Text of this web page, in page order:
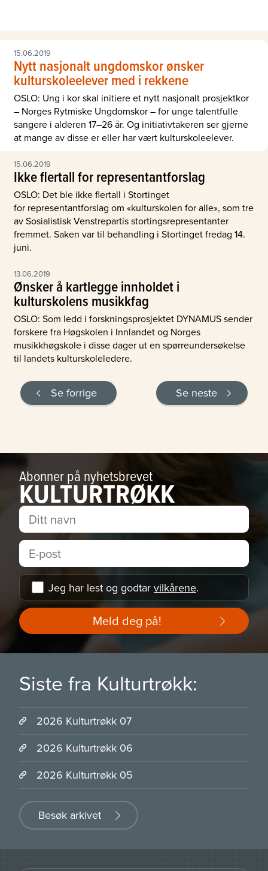
15.06.2019
Nytt nasjonalt ungdomskor ønsker
kulturskoleelever med i rekkene
OSLO: Ung i kor skal initiere et nytt nasjonalt prosjektkor
– Norges Rytmiske Ungdomskor – for unge talentfulle
sangere i alderen 17–26 år. Og initiativtakeren ser gjerne
at mange av disse er eller har vært kulturskoleelever.
15.06.2019
Ikke flertall for representantforslag
OSLO: Det ble ikke flertall i Stortinget
for representantforslag om «kulturskolen for alle», som tre
av Sosialistisk Venstrepartis stortingsrepresentanter
fremmet. Saken var til behandling i Stortinget fredag 14.
juni.
13.06.2019
Ønsker å kartlegge innholdet i
kulturskolens musikkfag
OSLO: Som ledd i forskningsprosjektet DYNAMUS sender
forskere fra Høgskolen i Innlandet og Norges
musikkhøgskole i disse dager ut en spørreundersøkelse
til landets kulturskoleledere.
Se forrige Se neste
Abonner på nyhetsbrevet
KULTURTRØKK
Jeg har lest og godtar vilkårene.
Meld deg på!
Siste fra Kulturtrøkk:
2026 Kulturtrøkk 07
2026 Kulturtrøkk 06
2026 Kulturtrøkk 05
Besøk arkivet